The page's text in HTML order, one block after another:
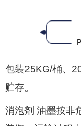
包装25KG/桶、
贮存。
消泡剂 油墨按非